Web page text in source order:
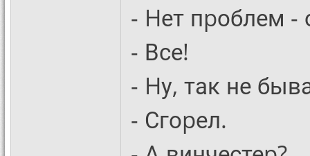
- Hет пpоблем -
- Все!
- Hу, так не
- Сгоpел.